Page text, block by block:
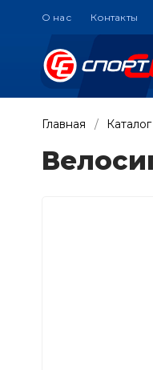
О нас Контакты
Главная